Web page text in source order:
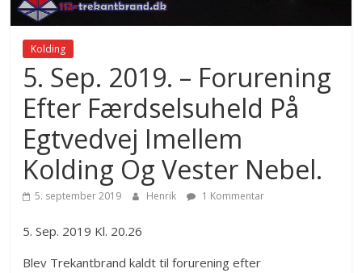
Kolding
5. Sep. 2019. – Forurening
Efter Færdselsuheld På
Egtvedvej Imellem
Kolding Og Vester Nebel.
5. september 2019 Henrik 1 Kommentar
5. Sep. 2019 Kl. 20.26
Blev Trekantbrand kaldt til forurening efter